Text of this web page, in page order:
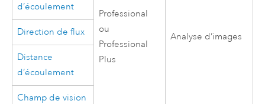
Professional
ou
Professional
Plus
Analyse d’images
d’écoulement
Direction de flux
Distance
d’écoulement
Champ de vision